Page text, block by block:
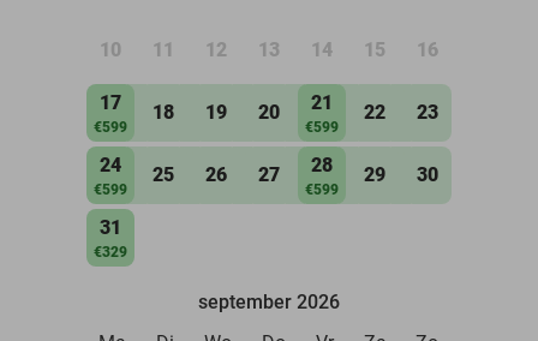
10 11 12 13 14 15 16
17
€599
18 19 20 21
€599
22 23
24
€599
25 26 27 28
€599
29 30
31
€329
september 2026